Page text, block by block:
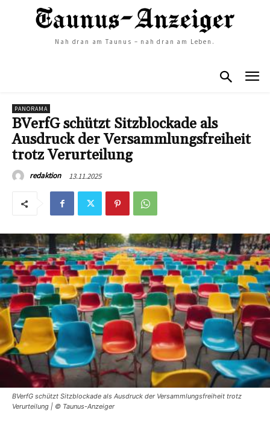
Nah dran am Taunus – nah dran am Leben.
PANORAMA
BVerfG schützt Sitzblockade als
Ausdruck der Versammlungsfreiheit
trotz Verurteilung
redaktion 13.11.2025
BVerfG schützt Sitzblockade als Ausdruck der Versammlungsfreiheit trotz
Verurteilung | © Taunus-Anzeiger